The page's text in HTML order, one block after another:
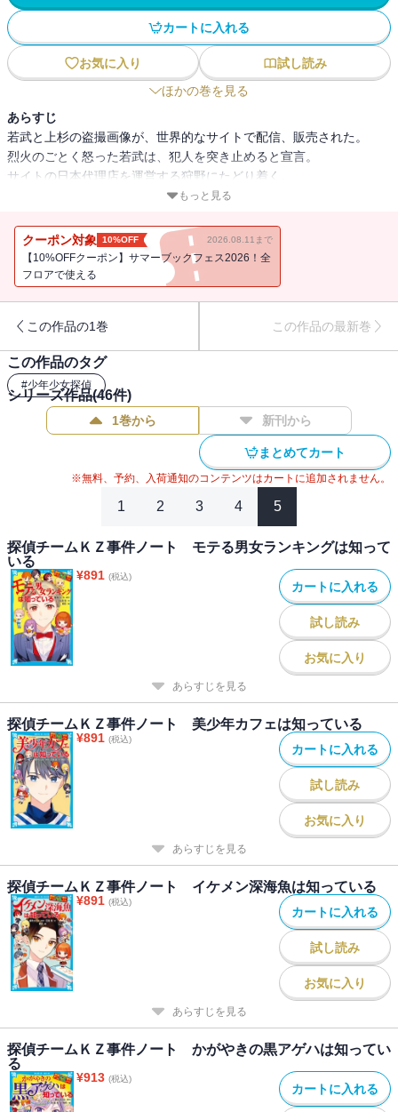
カートに入れる
お気に入り
試し読み
ほかの巻を見る
あらすじ
若武と上杉の盗撮画像が、世界的なサイトで配信、販売された。
烈火のごとく怒った若武は、犯人を突き止めると宣言。
サイトの日本代理店を運営する狩野にたどり着く。
その口座を調べるうちに、地方銀行の天皇と呼ばれる
謎を追うＫＺは、１年前の子供行方不明事件に遭遇した。
その最有力容疑者として名前が挙がっていたのは黒木貴和。
時期を前後して黒木はＫＺを離脱していった。
＜小学校上級から すべての漢字にふりがなつき＞
もっと見る
クーポン対象 10%OFF 2026.08.11まで
【10%OFFクーポン】サマーブックフェス2026！全
フロアで使える
この作品の1巻 この作品の最新巻
この作品のタグ
#少年少女探偵
シリーズ作品(46件)
1巻から 新刊から
まとめてカート
※無料、予約、入荷通知のコンテンツはカートに追加されません。
1 2 3 4 5
探偵チームＫＺ事件ノート モテる男女ランキングは知って
いる
¥891 (税込)
カートに入れる
試し読み
お気に入り
あらすじを見る
探偵チームＫＺ事件ノート 美少年カフェは知っている
¥891 (税込)
カートに入れる
試し読み
お気に入り
あらすじを見る
探偵チームＫＺ事件ノート イケメン深海魚は知っている
¥891 (税込)
カートに入れる
試し読み
お気に入り
あらすじを見る
探偵チームＫＺ事件ノート かがやきの黒アゲハは知ってい
る
¥913 (税込)
カートに入れる